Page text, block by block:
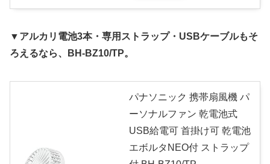
▼アルカリ電池3本・専用ストラップ・USBケーブルもそ
ろえるなら、BH-BZ10/TP。
パナソニック 携帯扇風機 パ
ーソナルファン 乾電池式
USB給電可 首掛け可 乾電池
エボルタNEO付 ストラップ